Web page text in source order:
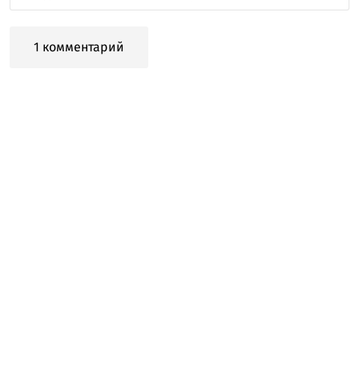
1 комментарий